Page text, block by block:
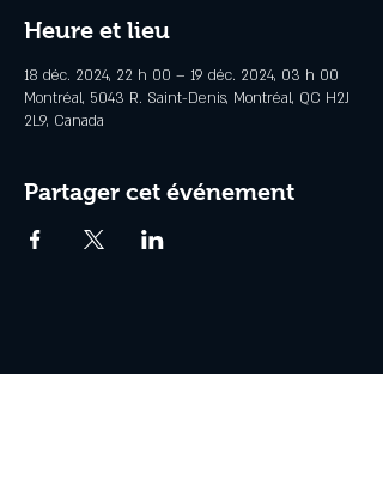
Heure et lieu
18 déc. 2024, 22 h 00 – 19 déc. 2024, 03 h 00
Montréal, 5043 R. Saint-Denis, Montréal, QC H2J
2L9, Canada
Partager cet événement